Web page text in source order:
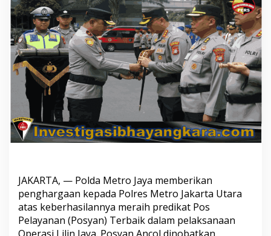
JAKARTA, — Polda Metro Jaya memberikan
penghargaan kepada Polres Metro Jakarta Utara
atas keberhasilannya meraih predikat Pos
Pelayanan (Posyan) Terbaik dalam pelaksanaan